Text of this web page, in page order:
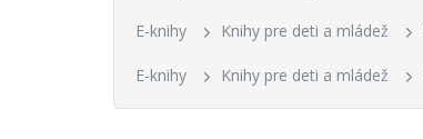
E-knihy Knihy pre deti a mládež
E-knihy Knihy pre deti a mládež